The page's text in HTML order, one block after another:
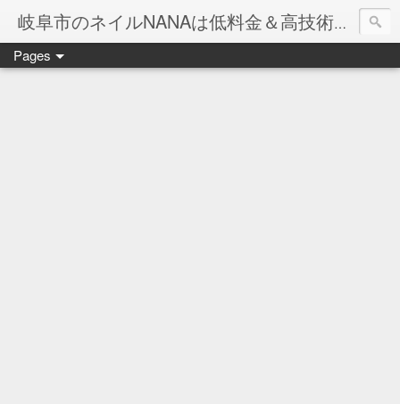
岐阜市のネイルNANAは低料金＆高技術のお店
ネイル岐阜市NANAです♪♪
Pages